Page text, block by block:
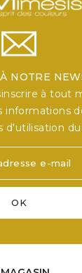
NOTRE
à tout
informations
d'utilisation